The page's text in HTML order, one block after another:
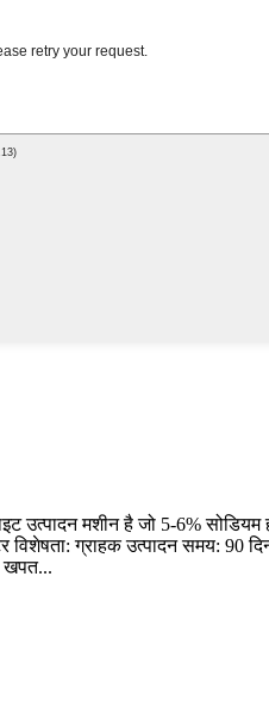
उत्पादन मशीन है जो 5-6% सोडियम
विशेषता: ग्राहक उत्पादन समय:
खपत...